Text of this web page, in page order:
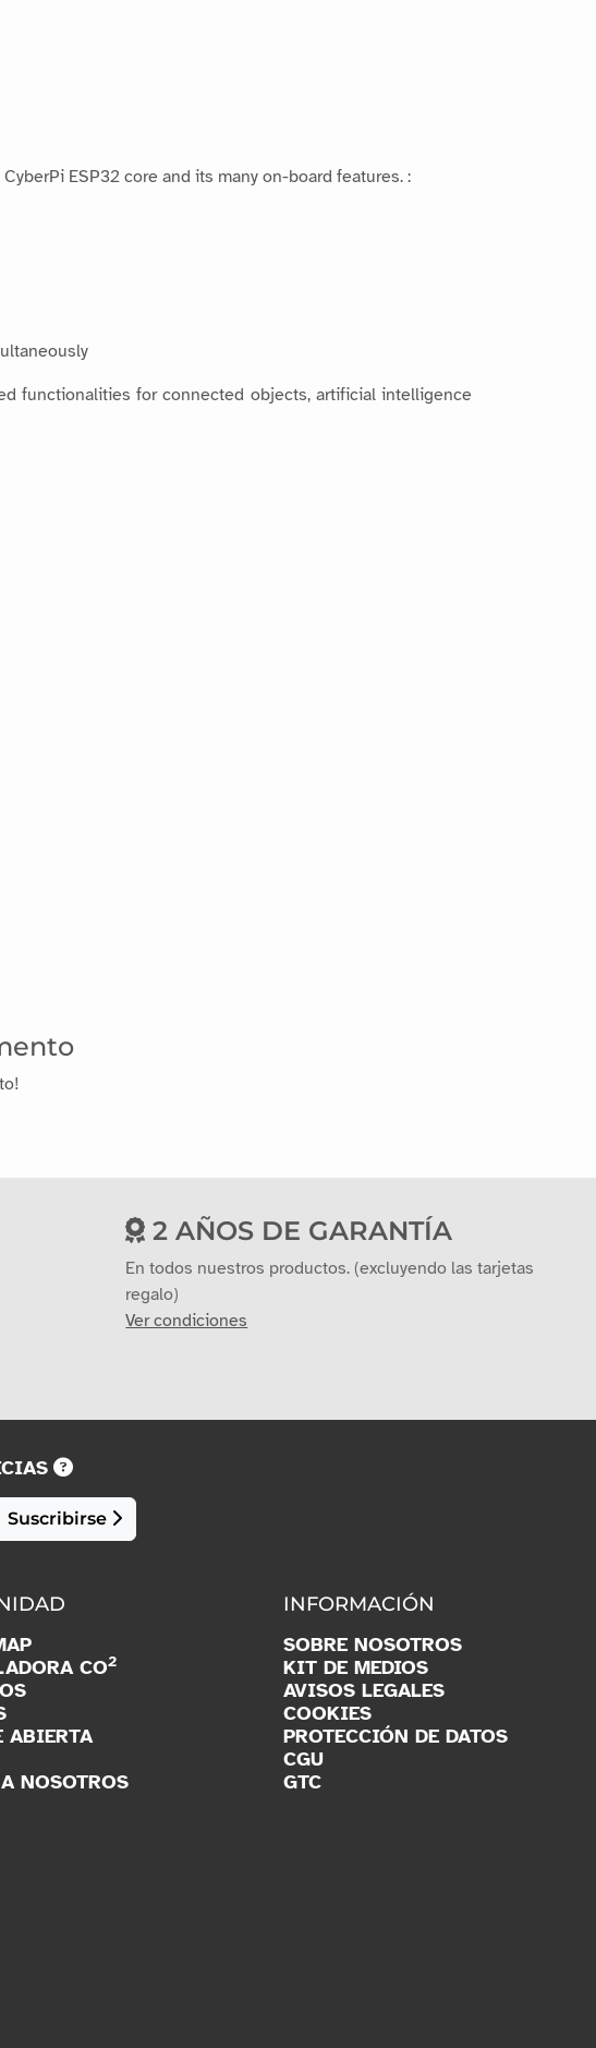
ESP32 core and its many on-board features. :
functionalities for connected objects, artificial intelligence
2 AÑOS DE GARANTÍA
En todos nuestros productos. (excluyendo las tarjetas
regalo)
Ver condiciones
Suscribirse
CO2
ABIERTA
NOSOTROS
INFORMACIÓN
SOBRE NOSOTROS
KIT DE MEDIOS
AVISOS LEGALES
COOKIES
PROTECCIÓN DE DATOS
CGU
GTC